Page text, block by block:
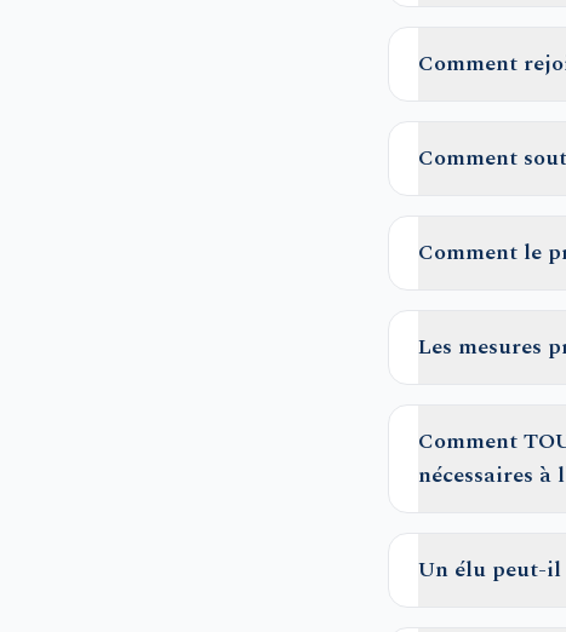
Comment
Comment
Comment le
Les mesures
Comment
nécessaires
Un élu peut-il